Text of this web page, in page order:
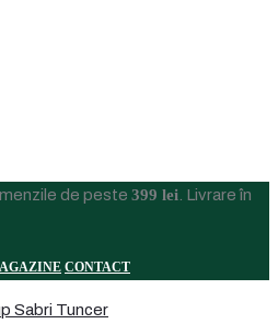
de peste 399 lei . Livrare în
CONTACT